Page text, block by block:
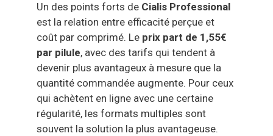
Un des points forts de Cialis Professional
est la relation entre efficacité perçue et
coût par comprimé. Le prix part de 1,55€
par pilule, avec des tarifs qui tendent à
devenir plus avantageux à mesure que la
quantité commandée augmente. Pour ceux
qui achètent en ligne avec une certaine
régularité, les formats multiples sont
souvent la solution la plus avantageuse.